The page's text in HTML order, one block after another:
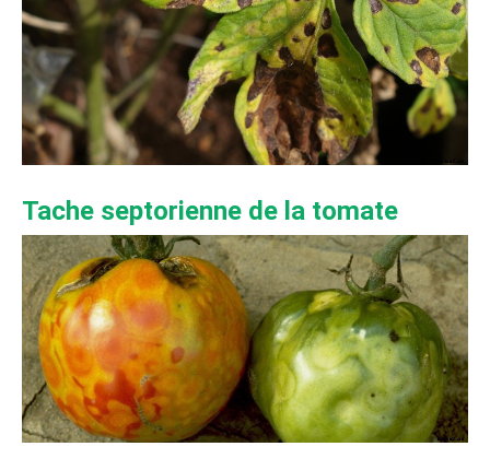
Tache septorienne de la tomate